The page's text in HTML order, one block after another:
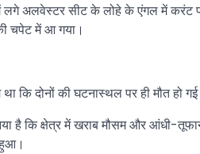
लगे अलवेस्टर सीट के लोहे के एंगल में करंट
चपेट में आ गया।
कि दोनों की घटनास्थल पर ही मौत
है कि क्षेत्र में खराब मौसम और आंधी-